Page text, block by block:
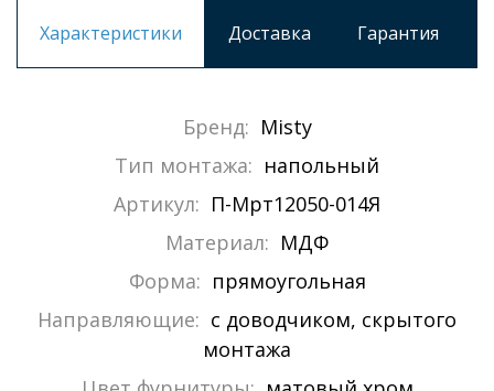
Характеристики Доставка Гарантия
Бренд: Misty
Тип монтажа: напольный
Артикул: П-Мрт12050-014Я
Материал: МДФ
Форма: прямоугольная
Направляющие: с доводчиком, скрытого
монтажа